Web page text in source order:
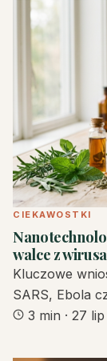
CIEKAWOSTKI
walce z
Kluczowe
SARS, Ebola
3 min · 27